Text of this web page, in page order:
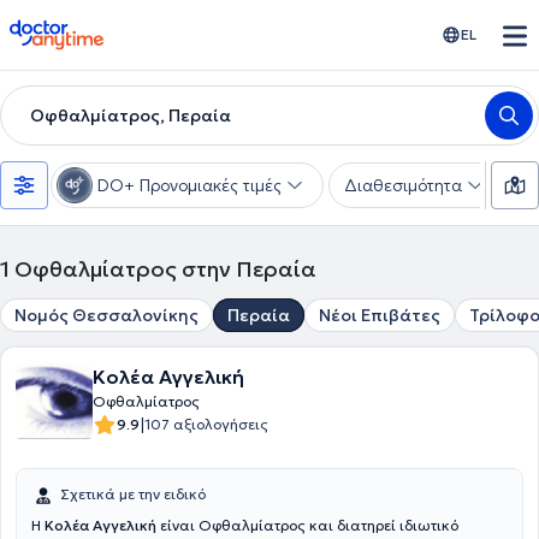
doctoranytime EL
Οφθαλμίατρος, Περαία
DO+ Προνομιακές τιμές Διαθεσιμότητα
1 Οφθαλμίατρος στην Περαία
Νομός Θεσσαλονίκης Περαία Νέοι Επιβάτες
Κολέα Αγγελική
Οφθαλμίατρος
9.9|107 αξιολογήσεις
Σχετικά με την ειδικό
Η Κολέα Αγγελική είναι Οφθαλμίατρος και διατηρεί ιδιωτικό